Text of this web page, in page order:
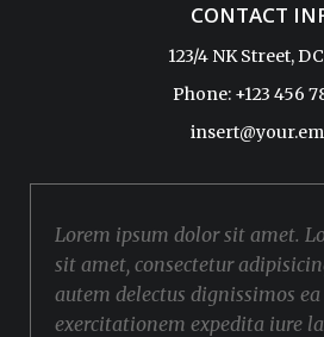
CONTACT
123/4 NK Street,
Phone: +123 456
Lorem ipsum dolor sit amet.
sit amet, consectetur
autem delectus dignissimos ea
exercitationem expedita iure